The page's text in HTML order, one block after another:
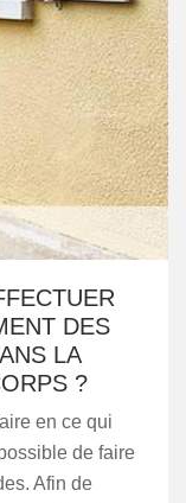
DES
LA
?
en ce qui
de faire
Afin de